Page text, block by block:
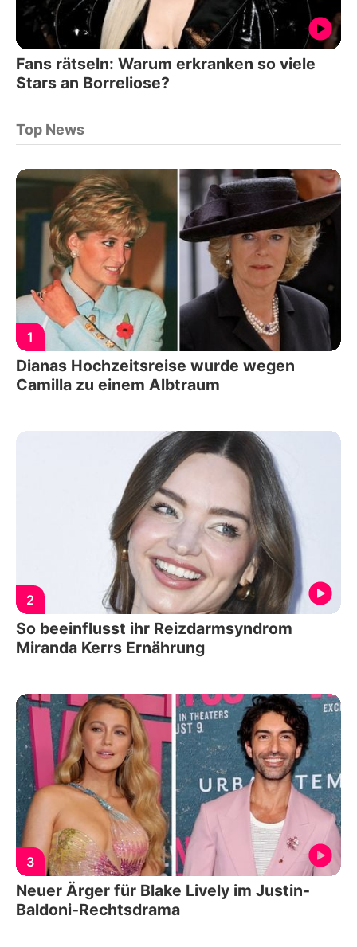
Fans rätseln: Warum erkranken so viele
Stars an Borreliose?
Top News
1
Dianas Hochzeitsreise wurde wegen
Camilla zu einem Albtraum
2
So beeinflusst ihr Reizdarmsyndrom
Miranda Kerrs Ernährung
3
Neuer Ärger für Blake Lively im Justin-
Baldoni-Rechtsdrama